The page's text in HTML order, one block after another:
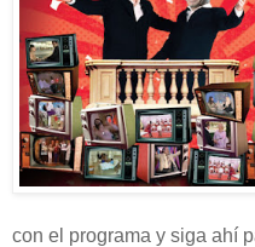
con el programa y siga ahí